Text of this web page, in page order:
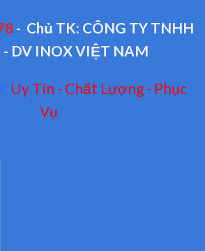
- Chủ TK: CÔNG TY TNHH
- DV INOX VIỆT NAM
Uy Tín - Chất Lượng - Phục
Vụ